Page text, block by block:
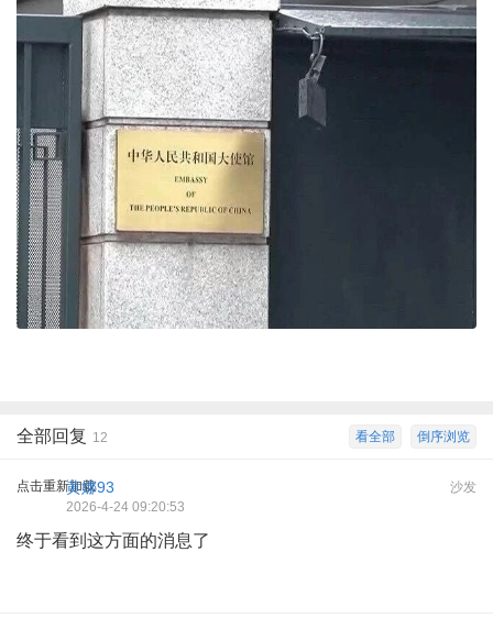
倒序浏览
看全部
全部回复 12
点击重新加载 沙发
黄娜93
2026-4-24 09:20:53
终于看到这方面的消息了